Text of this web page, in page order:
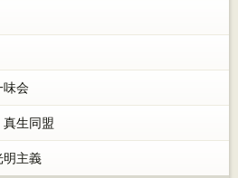
味会
生同盟
明主義